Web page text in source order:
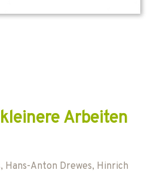
Arbeiten
, Hans-Anton Drewes, Hinrich